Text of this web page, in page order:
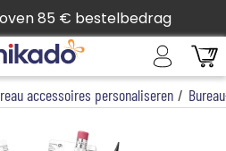
85 € bestelbedrag
accessoires personaliseren /